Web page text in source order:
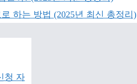
하는 방법 (2025년 최신 총정리)
청 자